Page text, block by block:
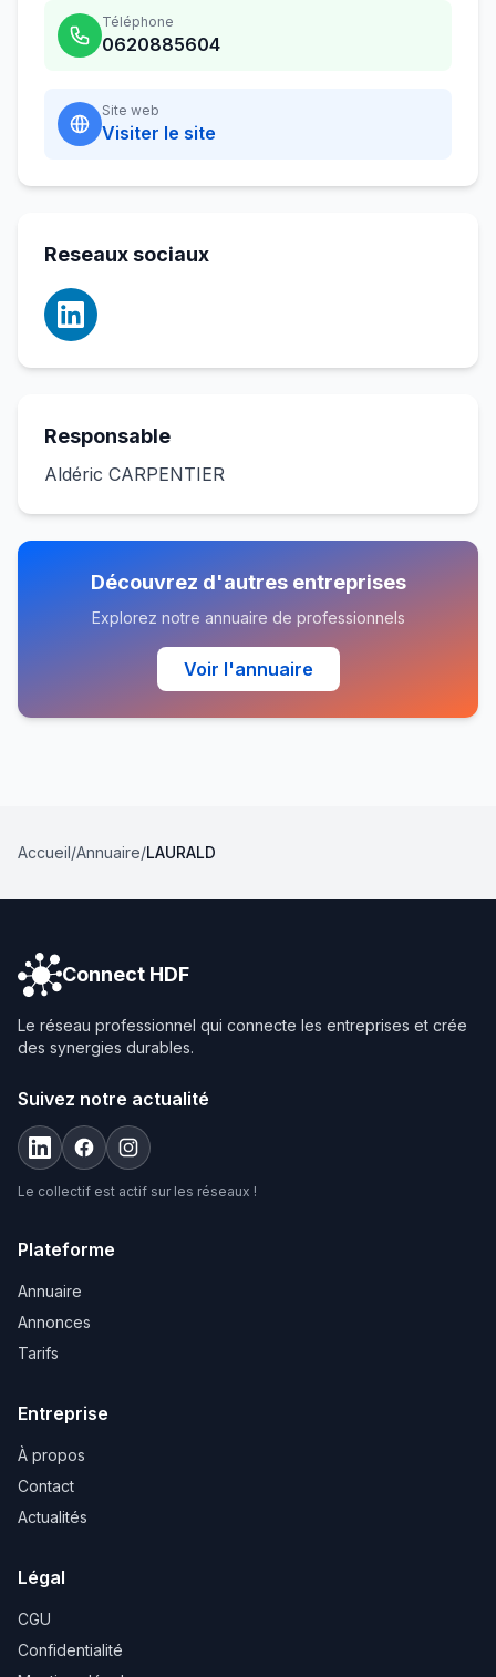
Téléphone
0620885604
Site web
Visiter le site
Reseaux sociaux
Responsable
Aldéric CARPENTIER
Découvrez d'autres entreprises
Explorez notre annuaire de professionnels
Voir l'annuaire
Accueil/Annuaire/LAURALD
Connect HDF
Le réseau professionnel qui connecte les entreprises et crée
des synergies durables.
Suivez notre actualité
Le collectif est actif sur les réseaux !
Plateforme
Annuaire
Annonces
Tarifs
Entreprise
À propos
Contact
Actualités
Légal
CGU
Confidentialité